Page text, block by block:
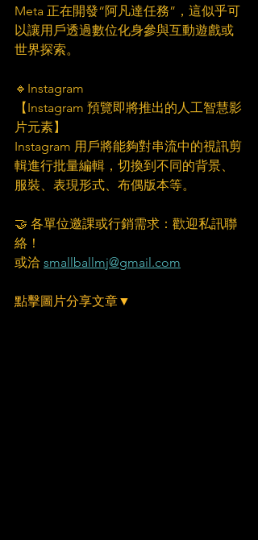
Meta 正在開發“阿凡達任務”，這似乎可
以讓用戶透過數位化身參與互動遊戲或
世界探索。
🔹Instagram
【Instagram 預覽即將推出的人工智慧影
片元素】
Instagram 用戶將能夠對串流中的視訊剪
輯進行批量編輯，切換到不同的背景、
服裝、表現形式、布偶版本等。
🤝 各單位邀課或行銷需求：歡迎私訊聯
絡！
或洽 smallballmj@gmail.com
點擊圖片分享文章▼